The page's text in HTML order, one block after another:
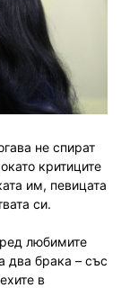
не спират
критиците
им, певицата
си.
любимите
два брака – със
в